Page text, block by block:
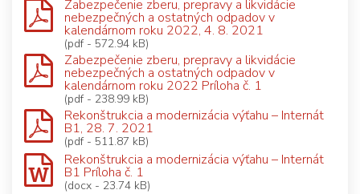
Zabezpečenie zberu, prepravy a likvidácie
nebezpečných a ostatných odpadov v
kalendárnom roku 2022, 4. 8. 2021
(pdf - 572.94 kB)
Zabezpečenie zberu, prepravy a likvidácie
nebezpečných a ostatných odpadov v
kalendárnom roku 2022 Príloha č. 1
(pdf - 238.99 kB)
Rekonštrukcia a modernizácia výťahu – Internát
B1, 28. 7. 2021
(pdf - 511.87 kB)
Rekonštrukcia a modernizácia výťahu – Internát
B1 Príloha č. 1
(docx - 23.74 kB)